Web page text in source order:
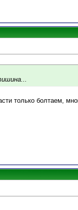
только болтаем,